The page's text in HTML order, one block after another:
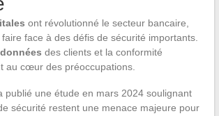
ont révolutionné le secteur bancaire,
face à des défis de sécurité importants.
données des clients et la conformité
au cœur des préoccupations.
publié une étude en mars 2024 soulignant
sécurité restent une menace majeure pour